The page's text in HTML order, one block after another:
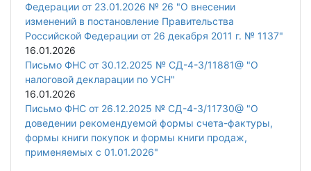
Федерации от 23.01.2026 № 26 "О внесении
изменений в постановление Правительства
Российской Федерации от 26 декабря 2011 г. № 1137"
16.01.2026
Письмо ФНС от 30.12.2025 № СД-4-3/11881@ "О
налоговой декларации по УСН"
16.01.2026
Письмо ФНС от 26.12.2025 № СД-4-3/11730@ "О
доведении рекомендуемой формы счета-фактуры,
формы книги покупок и формы книги продаж,
применяемых с 01.01.2026"